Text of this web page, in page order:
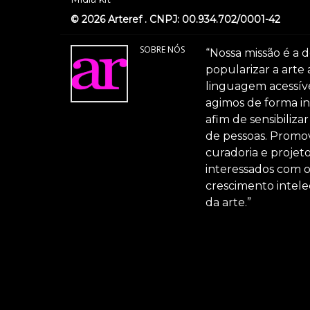
© 2026 Arteref . CNPJ: 00.934.702/0001-42
SOBRE NÓS
“Nossa missão é
popularizar a arte
linguagem
agimos de forma
afim de
de pessoas.
curadoria e
interessados com
crescimento
da arte.”